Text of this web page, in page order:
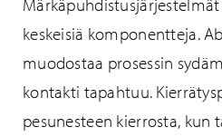
keskeisiä komponentteja.
muodostaa prosessin
kontakti tapahtuu.
pesunesteen kierrosta, kun